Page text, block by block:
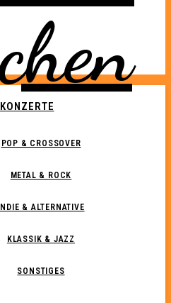
KONZERTE
POP & CROSSOVER
METAL & ROCK
INDIE & ALTERNATIVE
KLASSIK & JAZZ
SONSTIGES